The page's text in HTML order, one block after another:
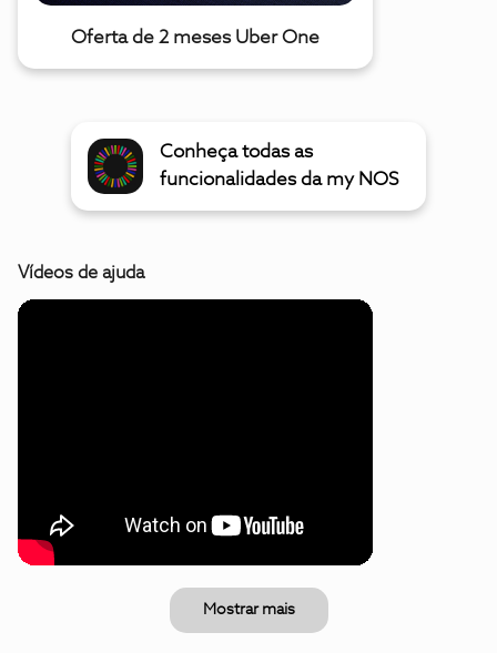
Oferta de 2 meses Uber One
Conheça todas as
funcionalidades da my NOS
Vídeos de ajuda
Mostrar mais